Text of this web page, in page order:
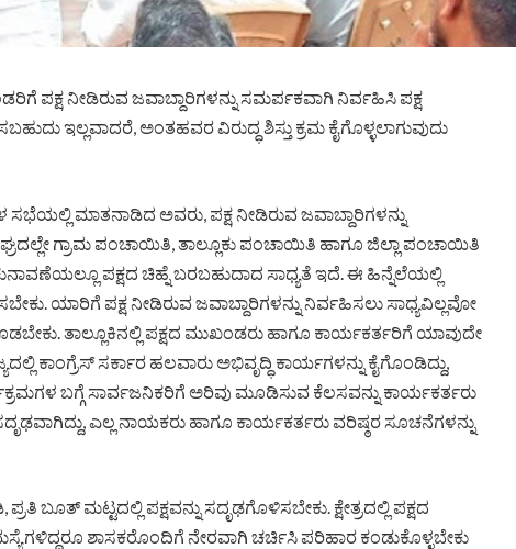
ಪಕ್ಷ ನೀಡಿರುವ ಜವಾಬ್ದಾರಿಗಳನ್ನು ಸಮರ್ಪಕವಾಗಿ ನಿರ್ವಹಿಸಿ ಪಕ್ಷ
ಇಲ್ಲವಾದರೆ, ಅಂತಹವರ ವಿರುದ್ಧ ಶಿಸ್ತು ಕ್ರಮ ಕೈಗೊಳ್ಳಲಾಗುವುದು
ಮಾತನಾಡಿದ ಅವರು, ಪಕ್ಷ ನೀಡಿರುವ ಜವಾಬ್ದಾರಿಗಳನ್ನು
ಗ್ರಾಮ ಪಂಚಾಯಿತಿ, ತಾಲ್ಲೂಕು ಪಂಚಾಯಿತಿ ಹಾಗೂ ಜಿಲ್ಲಾ ಪಂಚಾಯಿತಿ
ಪಕ್ಷದ ಚಿಹ್ನೆ ಬರಬಹುದಾದ ಸಾಧ್ಯತೆ ಇದೆ. ಈ ಹಿನ್ನೆಲೆಯಲ್ಲಿ
ಯಾರಿಗೆ ಪಕ್ಷ ನೀಡಿರುವ ಜವಾಬ್ದಾರಿಗಳನ್ನು ನಿರ್ವಹಿಸಲು ಸಾಧ್ಯವಿಲ್ಲವೋ
ತಾಲ್ಲೂಕಿನಲ್ಲಿ ಪಕ್ಷದ ಮುಖಂಡರು ಹಾಗೂ ಕಾರ್ಯಕರ್ತರಿಗೆ ಯಾವುದೇ
ಕಾಂಗ್ರೆಸ್ ಸರ್ಕಾರ ಹಲವಾರು ಅಭಿವೃದ್ಧಿ ಕಾರ್ಯಗಳನ್ನು ಕೈಗೊಂಡಿದ್ದು,
ಬಗ್ಗೆ ಸಾರ್ವಜನಿಕರಿಗೆ ಅರಿವು ಮೂಡಿಸುವ ಕೆಲಸವನ್ನು ಕಾರ್ಯಕರ್ತರು
ಎಲ್ಲ ನಾಯಕರು ಹಾಗೂ ಕಾರ್ಯಕರ್ತರು ವರಿಷ್ಠರ ಸೂಚನೆಗಳನ್ನು
ಬೂತ್ ಮಟ್ಟದಲ್ಲಿ ಪಕ್ಷವನ್ನು ಸದೃಢಗೊಳಿಸಬೇಕು. ಕ್ಷೇತ್ರದಲ್ಲಿ ಪಕ್ಷದ
ಶಾಸಕರೊಂದಿಗೆ ನೇರವಾಗಿ ಚರ್ಚಿಸಿ ಪರಿಹಾರ ಕಂಡುಕೊಳ್ಳಬೇಕು